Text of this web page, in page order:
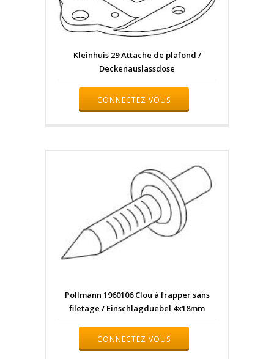
Kleinhuis 29 Attache de plafond /
Deckenauslassdose
CONNECTEZ VOUS
Pollmann 1960106 Clou à frapper sans
filetage / Einschlagduebel 4x18mm
CONNECTEZ VOUS